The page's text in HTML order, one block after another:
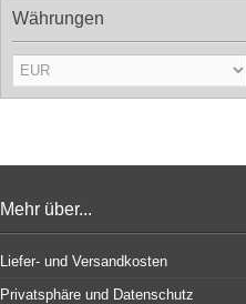
Währungen
Mehr über...
Liefer- und Versandkosten
Privatsphäre und Datenschutz